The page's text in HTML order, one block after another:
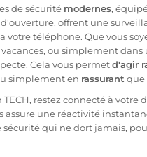
desécurité modernes,
offrent une
votre téléphone. Que vous
vacances, ou simplement
Cela vous permetd'agir
simplement en rassurant que
TECH, restez connectéà votre
assure une réactivité
sécuritéqui ne dort jamais,